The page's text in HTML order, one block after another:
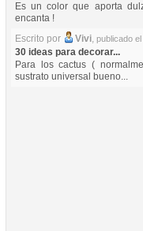
Es un color que aporta
encanta !
Escrito por
Vivi, publicado
30 ideas para decorar...
Para los cactus (
sustrato universal bueno...